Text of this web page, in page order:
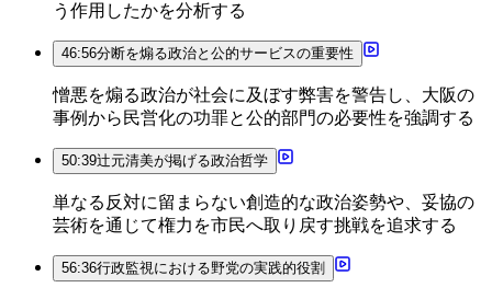
う作用したかを分析する
46:56分断を煽る政治と公的サービスの重要性
憎悪を煽る政治が社会に及ぼす弊害を警告し、大阪の
事例から民営化の功罪と公的部門の必要性を強調する
50:39辻元清美が掲げる政治哲学
単なる反対に留まらない創造的な政治姿勢や、妥協の
芸術を通じて権力を市民へ取り戻す挑戦を追求する
56:36行政監視における野党の実践的役割